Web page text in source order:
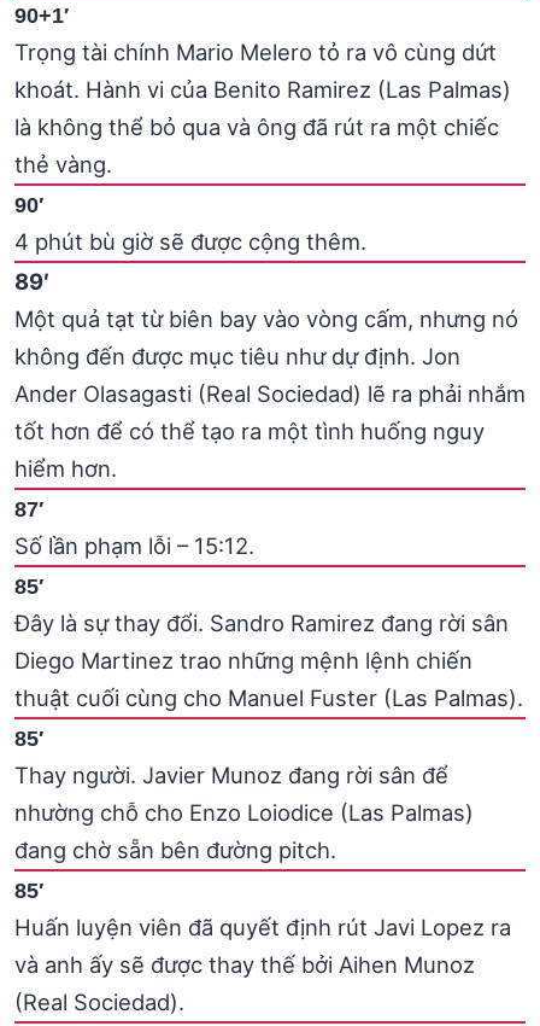
90+1′
Trọng tài chính Mario Melero tỏ ra vô cùng dứt
khoát. Hành vi của Benito Ramirez (Las Palmas)
là không thể bỏ qua và ông đã rút ra một chiếc
thẻ vàng.
90′
4 phút bù giờ sẽ được cộng thêm.
89′
Một quả tạt từ biên bay vào vòng cấm, nhưng nó
không đến được mục tiêu như dự định. Jon
Ander Olasagasti (Real Sociedad) lẽ ra phải nhắm
tốt hơn để có thể tạo ra một tình huống nguy
hiểm hơn.
87′
Số lần phạm lỗi – 15:12.
85′
Đây là sự thay đổi. Sandro Ramirez đang rời sân
Diego Martinez trao những mệnh lệnh chiến
thuật cuối cùng cho Manuel Fuster (Las Palmas).
85′
Thay người. Javier Munoz đang rời sân để
nhường chỗ cho Enzo Loiodice (Las Palmas)
đang chờ sẵn bên đường pitch.
85′
Huấn luyện viên đã quyết định rút Javi Lopez ra
và anh ấy sẽ được thay thế bởi Aihen Munoz
(Real Sociedad).